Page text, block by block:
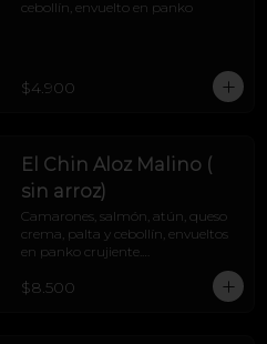
cebollín, envuelto en panko
$4.900
El Chin Aloz Malino (
sin arroz)
Camarones, salmón, atún, queso
crema, palta y cebollín, envueltos
en panko crujiente.
Cremosito, marino y explosivo. ¡Un
trío marino sin arroz, pero con
$8.500